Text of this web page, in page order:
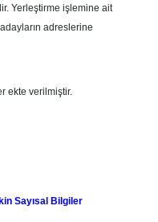
Yerleştirme işlemine ait
adreslerine
ekte verilmiştir.
Sayısal Bilgiler